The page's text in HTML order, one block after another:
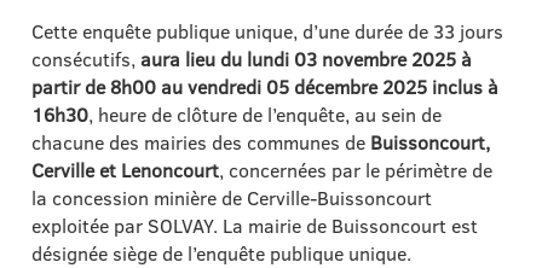
Cette enquête publique unique, d’une durée de 33 jours
consécutifs, aura lieu du lundi 03 novembre 2025 à
partir de 8h00 au vendredi 05 décembre 2025 inclus à
16h30, heure de clôture de l’enquête, au sein de
chacune des mairies des communes de Buissoncourt,
Cerville et Lenoncourt, concernées par le périmètre de
la concession minière de Cerville-Buissoncourt
exploitée par SOLVAY. La mairie de Buissoncourt est
désignée siège de l’enquête publique unique.